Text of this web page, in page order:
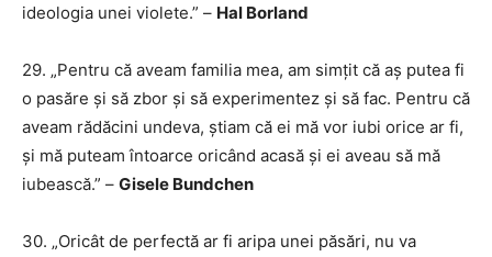
ideologia unei violete.” – Hal Borland
29. „Pentru că aveam familia mea, am simțit că aș putea fi
o pasăre și să zbor și să experimentez și să fac. Pentru că
aveam rădăcini undeva, știam că ei mă vor iubi orice ar fi,
și mă puteam întoarce oricând acasă și ei aveau să mă
iubească.” – Gisele Bundchen
30. „Oricât de perfectă ar fi aripa unei păsări, nu va